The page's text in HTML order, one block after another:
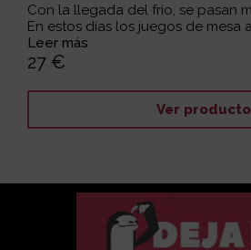
Con la llegada del frío, se pasan
En estos días los juegos de mesa
Leer más
27 €
Ver producto